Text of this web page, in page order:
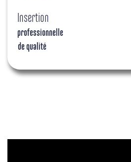
Insertion
professionnelle
de qualité